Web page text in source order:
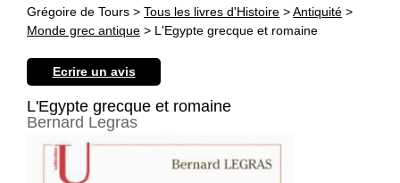
Antiquité
Epoque moderne
Révolution et XIXe siècle
Grégoire de Tours > Tous les livres d'Histoire >Antiquité >
Monde grec antique > L'Egypte grecque et romaine
Ecrire un avis
L'Egypte grecque et romaine
Bernard Legras